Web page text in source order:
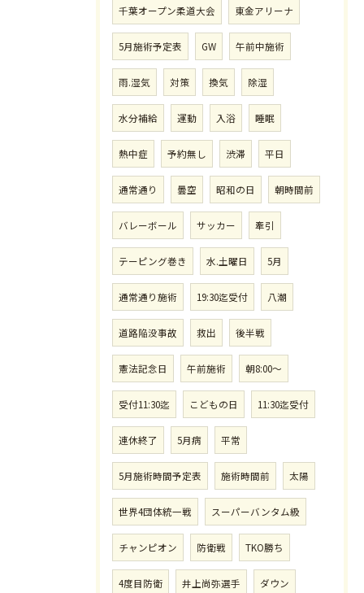
千葉オープン柔道大会 東金アリーナ
5月施術予定表 GW 午前中施術
雨.湿気 対策 換気 除湿
水分補給 運動 入浴 睡眠
熱中症 予約無し 渋滞 平日
通常通り 曇空 昭和の日 朝時間前
バレーボール サッカー 牽引
テーピング巻き 水.土曜日 5月
通常通り施術 19:30迄受付 八潮
道路陥没事故 救出 後半戦
憲法記念日 午前施術 朝8:00〜
受付11:30迄 こどもの日 11:30迄受付
連休終了 5月病 平常
5月施術時間予定表 施術時間前 太陽
世界4団体統一戦 スーパーバンタム級
チャンピオン 防衛戦 TKO勝ち
4度目防衛 井上尚弥選手 ダウン